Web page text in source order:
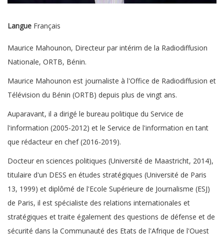
Langue Français
Maurice Mahounon, Directeur par intérim de la Radiodiffusion
Nationale, ORTB, Bénin.
Maurice Mahounon est journaliste à l'Office de Radiodiffusion et
Télévision du Bénin (ORTB) depuis plus de vingt ans.
Auparavant, il a dirigé le bureau politique du Service de
l'information (2005-2012) et le Service de l'information en tant
que rédacteur en chef (2016-2019).
Docteur en sciences politiques (Université de Maastricht, 2014),
titulaire d'un DESS en études stratégiques (Université de Paris
13, 1999) et diplômé de l'Ecole Supérieure de Journalisme (ESJ)
de Paris, il est spécialiste des relations internationales et
stratégiques et traite également des questions de défense et de
sécurité dans la Communauté des Etats de l'Afrique de l'Ouest